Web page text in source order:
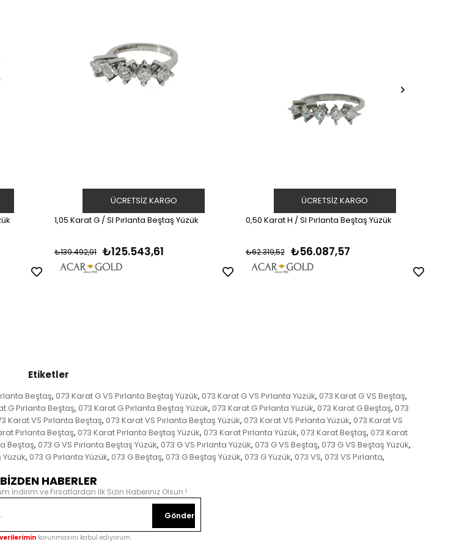
1,05 Karat G / SI Pırlanta Beştaş Yüzük
₺125.543,61
₺139.492,91
ÜCRETSIZ KARGO
0,50 Karat H / SI Pırlanta Beştaş Yüzük
₺56.087,57
₺62.319,52
ÜCRETSIZ KARGO
Etiketler
Beştaş, 073 Karat G VS Pırlanta Beştaş Yüzük, 073 Karat G VS Pırlanta Yüzük, 073 Karat G VS Beştaş,
G Pırlanta Beştaş, 073 Karat G Pırlanta Beştaş Yüzük, 073 Karat G Pırlanta Yüzük, 073 Karat G Beştaş, 073
Karat VS Pırlanta Beştaş, 073 Karat VS Pırlanta Beştaş Yüzük, 073 Karat VS Pırlanta Yüzük, 073 Karat VS
Pırlanta Beştaş, 073 Karat Pırlanta Beştaş Yüzük, 073 Karat Pırlanta Yüzük, 073 Karat Beştaş, 073 Karat
Beştaş, 073 G VS Pırlanta Beştaş Yüzük, 073 G VS Pırlanta Yüzük, 073 G VS Beştaş, 073 G VS Beştaş Yüzük,
Yüzük, 073 G Pırlanta Yüzük, 073 G Beştaş, 073 G Beştaş Yüzük, 073 G Yüzük, 073 VS, 073 VS Pırlanta,
BİZDEN HABERLER
İndirim ve Fırsatlardan İlk Sizin Haberiniz Olsun !
Gönder
korunmasını kabul ediyorum.